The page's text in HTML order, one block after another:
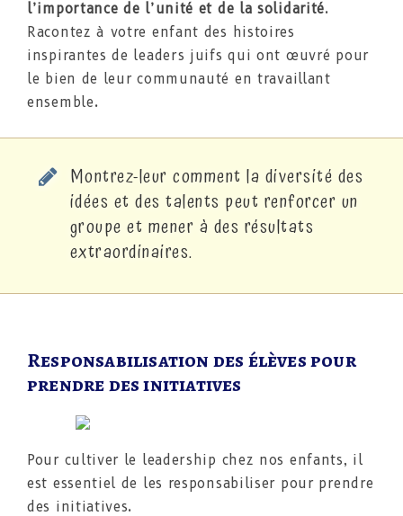
l’importance de l’unité et de la solidarité.
Racontez à votre enfant des histoires
inspirantes de leaders juifs qui ont œuvré pour
le bien de leur communauté en travaillant
ensemble.
Montrez-leur comment la diversité des
idées et des talents peut renforcer un
groupe et mener à des résultats
extraordinaires.
Responsabilisation des élèves pour
prendre des initiatives
Pour cultiver le leadership chez nos enfants, il
est essentiel de les responsabiliser pour prendre
des initiatives.